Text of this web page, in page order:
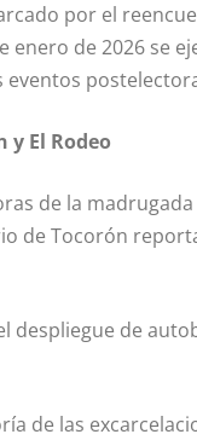
por el
enero de 2026 se
y El Rodeo
de la
de Tocorón
despliegue de
de las